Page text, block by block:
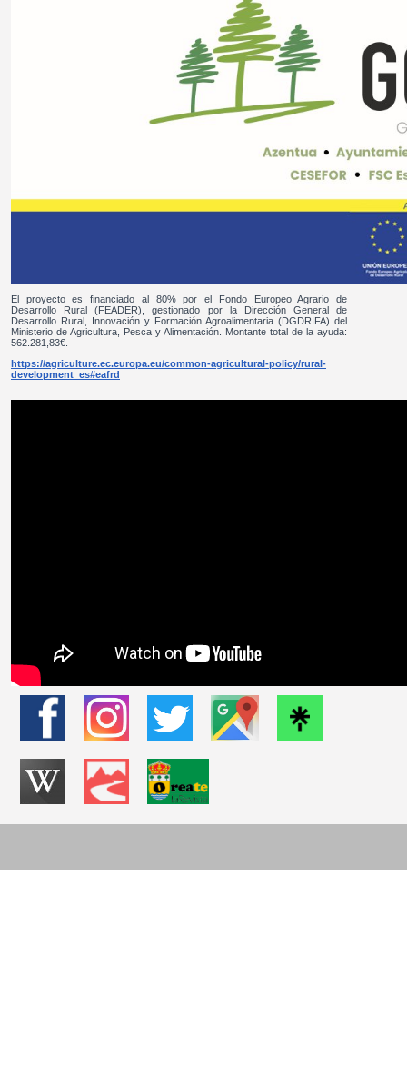
El proyecto es financiado al 80% por el Fondo Europeo Agrario de
Desarrollo Rural (FEADER), gestionado por la Dirección General de
Desarrollo Rural, Innovación y Formación Agroalimentaria (DGDRIFA) del
Ministerio de Agricultura, Pesca y Alimentación. Montante total de la ayuda:
562.281,83€.
https://agriculture.ec.europa.eu/common-agricultural-policy/rural-
development_es#eafrd